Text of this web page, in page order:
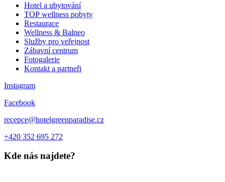
Hotel a ubytování
TOP wellness pobyty
Restaurace
Wellness & Balneo
Služby pro veřejnost
Zábavní centrum
Fotogalerie
Kontakt a partneři
Instagram
Facebook
recepce@hotelgreenparadise.cz
+420 352 695 272
Kde nás najdete?